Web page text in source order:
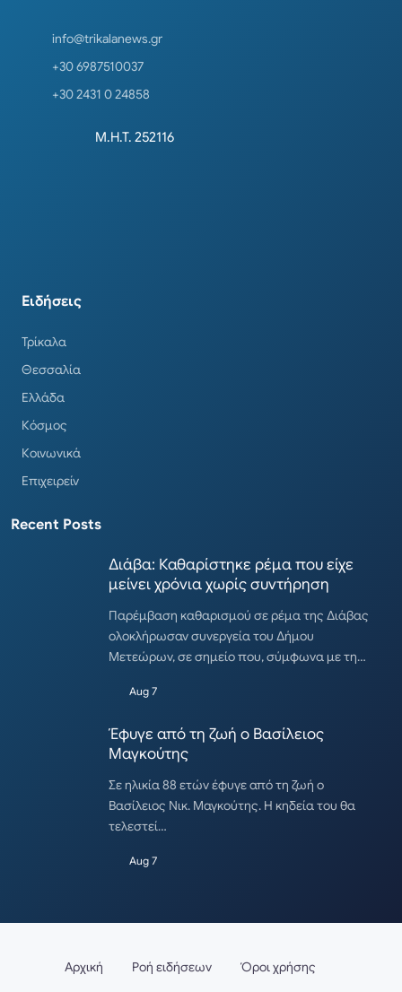
info@trikalanews.gr
+30 6987510037
+30 2431 0 24858
Μ.Η.Τ. 252116
Ειδήσεις
Τρίκαλα
Θεσσαλία
Ελλάδα
Κόσμος
Κοινωνικά
Επιχειρείν
Recent Posts
Διάβα: Καθαρίστηκε ρέμα που είχε
μείνει χρόνια χωρίς συντήρηση
Παρέμβαση καθαρισμού σε ρέμα της Διάβας
ολοκλήρωσαν συνεργεία του Δήμου
Μετεώρων, σε σημείο που, σύμφωνα με τη…
Aug 7
Έφυγε από τη ζωή ο Βασίλειος
Μαγκούτης
Σε ηλικία 88 ετών έφυγε από τη ζωή ο
Βασίλειος Νικ. Μαγκούτης. Η κηδεία του θα
τελεστεί…
Aug 7
Αρχική Ροή ειδήσεων Όροι χρήσης